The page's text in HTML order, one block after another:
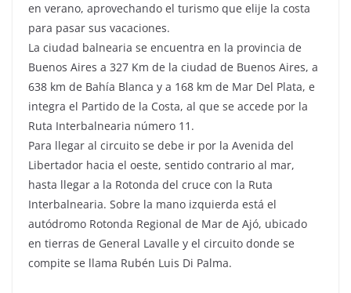
en verano, aprovechando el turismo que elije la costa
para pasar sus vacaciones.
La ciudad balnearia se encuentra en la provincia de
Buenos Aires a 327 Km de la ciudad de Buenos Aires, a
638 km de Bahía Blanca y a 168 km de Mar Del Plata, e
integra el Partido de la Costa, al que se accede por la
Ruta Interbalnearia número 11.
Para llegar al circuito se debe ir por la Avenida del
Libertador hacia el oeste, sentido contrario al mar,
hasta llegar a la Rotonda del cruce con la Ruta
Interbalnearia. Sobre la mano izquierda está el
autódromo Rotonda Regional de Mar de Ajó, ubicado
en tierras de General Lavalle y el circuito donde se
compite se llama Rubén Luis Di Palma.